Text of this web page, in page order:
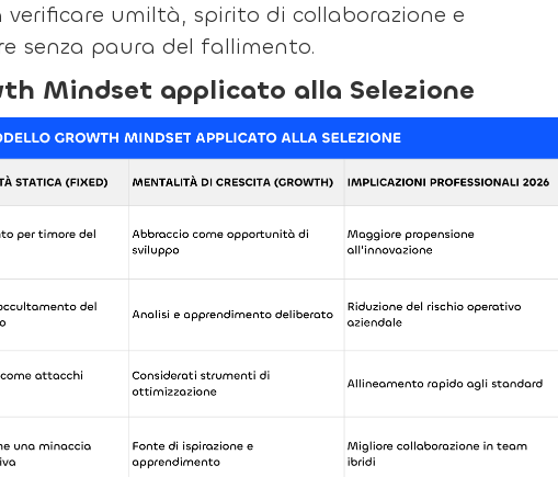
umiltà, spirito di collaborazione e
senza paura del fallimento.
Mindset applicato alla Selezione